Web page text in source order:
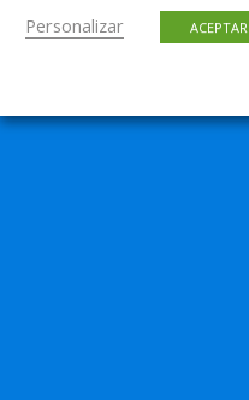
Personalizar
ACEPTAR